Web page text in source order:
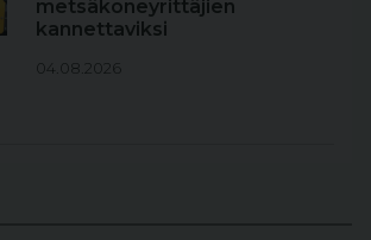
metsäkoneyrittäjien
kannettaviksi
04.08.2026